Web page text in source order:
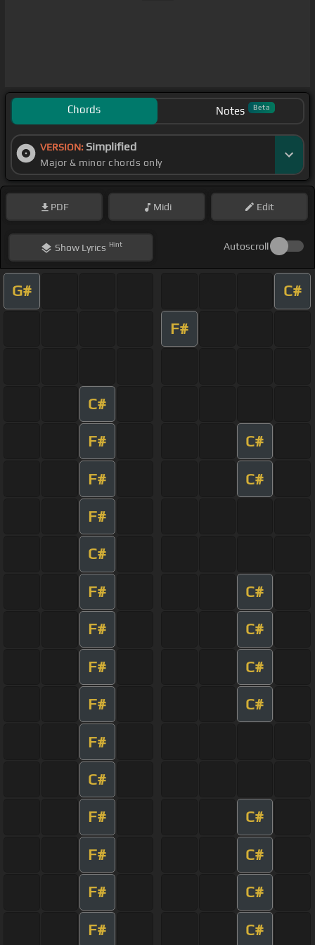
Chords Notes Beta
VERSION: Simplified
Major & minor chords only
PDF Midi Edit
ShowLyrics Hint Autoscroll
G# C#
F#
C#
F# C#
F# C#
F#
C#
F# C#
F# C#
F# C#
F# C#
F#
C#
F# C#
F# C#
F# C#
F# C#